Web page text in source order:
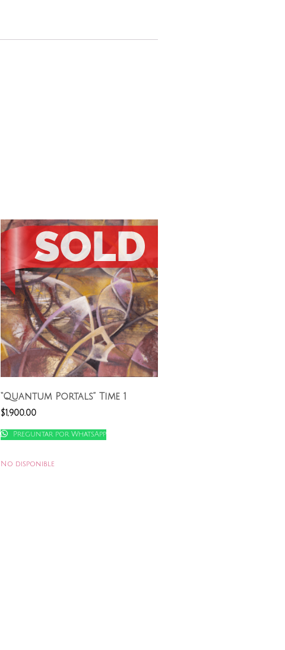
“Quantum Portals” Time 1
$1,900.00
Preguntar por WhatsApp
No disponible